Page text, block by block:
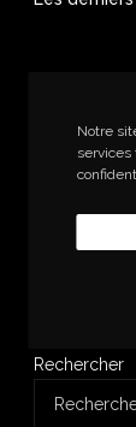
Rechercher
Notre
services